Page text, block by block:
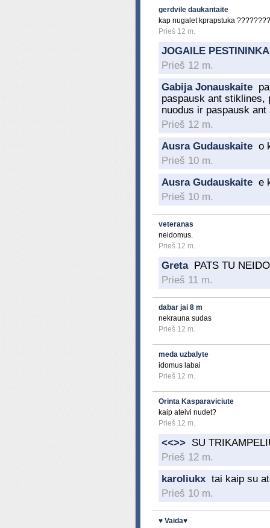
gerdvile daukantaite
kap nugalet kprapstuka
Prieš 12 m.
JOGAILE
Prieš 12 m.
Gabija Jonauskaite
paspausk ant stiklines,
nuodus ir paspausk
Prieš 12 m.
Ausra Gudauskaite o
Prieš 10 m.
Ausra Gudauskaite e
Prieš 10 m.
veteranas
neidomus.
Prieš 12 m.
Greta PATS TU
Prieš 11 m.
dabar jai 8 m
nekrauna sudas
Prieš 12 m.
meda uzbalyte
idomus labai
Prieš 12 m.
Orinta Kasparaviciute
kaip ateivi nudet?
Prieš 12 m.
<<>> SU
Prieš 12 m.
karoliukx tai kaip su
Prieš 10 m.
♥ Vaida♥